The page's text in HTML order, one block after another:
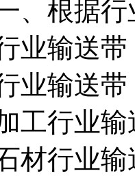
、根据
业输送
业输送
工行业
材行业